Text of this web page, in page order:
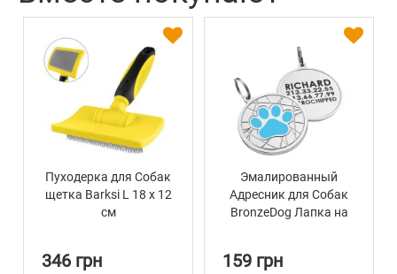
Пуходерка для Собак
щетка Barksi L 18 х 12
см
346 грн
Эмалированный
Адресник для Собак
BronzeDog Лапка на
159 грн